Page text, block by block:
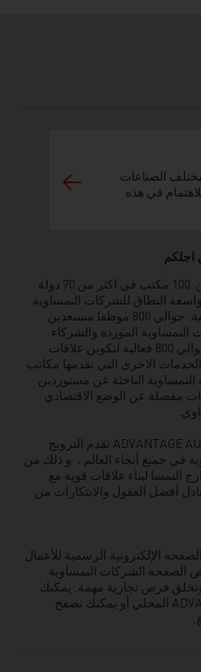
الصناعات
في هذه
اجلكم
تقدم ادفانتج اوستريا التي تتكون من 100 مكتب في اكثر من 70 دولة
النطاق للشركات النمساوية
وشركائها في الأعمال التجارية الدولية. حوالي 800 موظفا مستعدين
الموردة والشركاء
التجاريين. نحن نقوم سنويا بتنظيم حوالي 800 فعالية لتكوين علاقات
الاخرى التي تقدمها مكاتب
الباحثة عن مستوردين
مفصلة عن الوضع الاقتصادي
فرصًا تجارية دولية من خلال ADVANTAGE AUSTRIA تقدم الترويج
في جميع أنحاء العالم ، و ذلك من
لبناء علاقات قوية مع
أفضل العقول والابتكارات من
الإلكترونية الرسمية للأعمال
الصفحة الشركات النمساوية
فرص تجارية مهمة. يمكنك
المحلي أو يمكنك تصفح